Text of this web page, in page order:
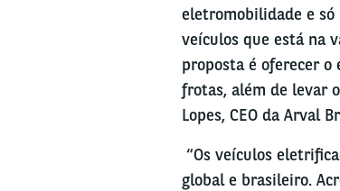
eletromobilidade e
veículos que está na
proposta é oferecer o
frotas, além de levar
Lopes, CEO da Arval
“Os veículos
global e brasileiro.